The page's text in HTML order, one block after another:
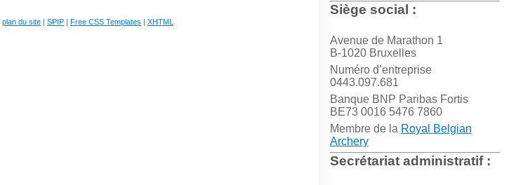
Siège social :
Avenue de Marathon 1
B-1020 Bruxelles
Numéro d’entreprise
0443.097.681
Banque BNP Paribas Fortis
BE73 0016 5476 7860
Membre de la Royal Belgian
Archery
Secrétariat administratif :
plan du site | SPIP | Free CSS Templates | XHTML